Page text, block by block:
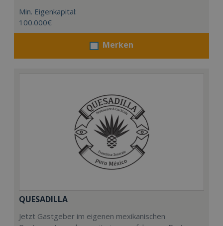
Min. Eigenkapital:
100.000€
Merken
QUESADILLA
Jetzt Gastgeber im eigenen mexikanischen